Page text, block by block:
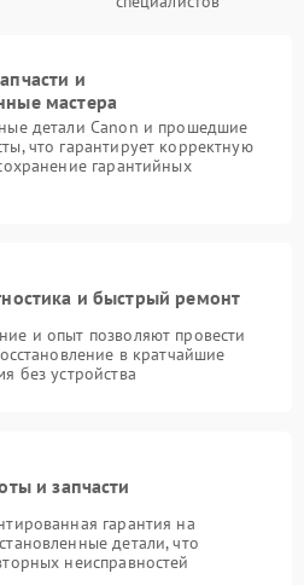
и
мастера
детали Canon и прошедшие
что гарантирует корректную
гарантийных
и быстрый ремонт
и опыт позволяют провести
в кратчайшие
без устройства
и запчасти
гарантия на
детали, что
неисправностей